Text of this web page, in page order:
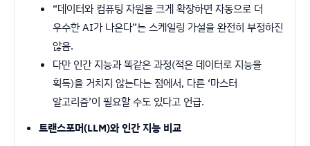
“데이터와 컴퓨팅 자원을 크게 확장하면 자동으로 더
우수한 AI가 나온다”는 스케일링 가설을 완전히 부정하진
않음.
다만 인간 지능과 똑같은 과정(적은 데이터로 지능을
획득)을 거치지 않는다는 점에서, 다른 ‘마스터
알고리즘’이 필요할 수도 있다고 언급.
트랜스포머(LLM)와 인간 지능 비교